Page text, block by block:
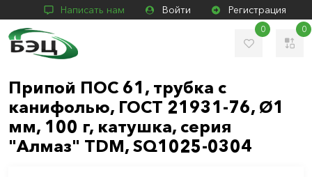
Написать нам Войти Регистрация
0 0
Припой ПОС 61, трубка с
канифолью, ГОСТ 21931-76, Ø1
мм, 100 г, катушка, серия
"Алмаз" TDM, SQ1025-0304